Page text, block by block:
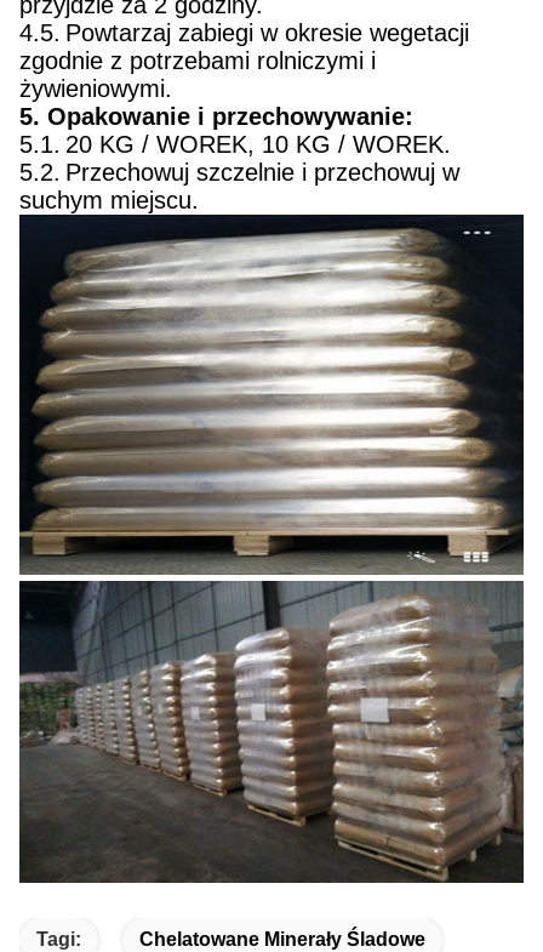
4.5. Powtarzaj zabiegi w okresie wegetacji
zgodnie z potrzebami rolniczymi i
żywieniowymi.
5. Opakowanie i przechowywanie:
5.1. 20 KG / WOREK, 10 KG / WOREK.
5.2. Przechowuj szczelnie i przechowuj w
suchym miejscu.
Tagi: Chelatowane Minerały Śladowe